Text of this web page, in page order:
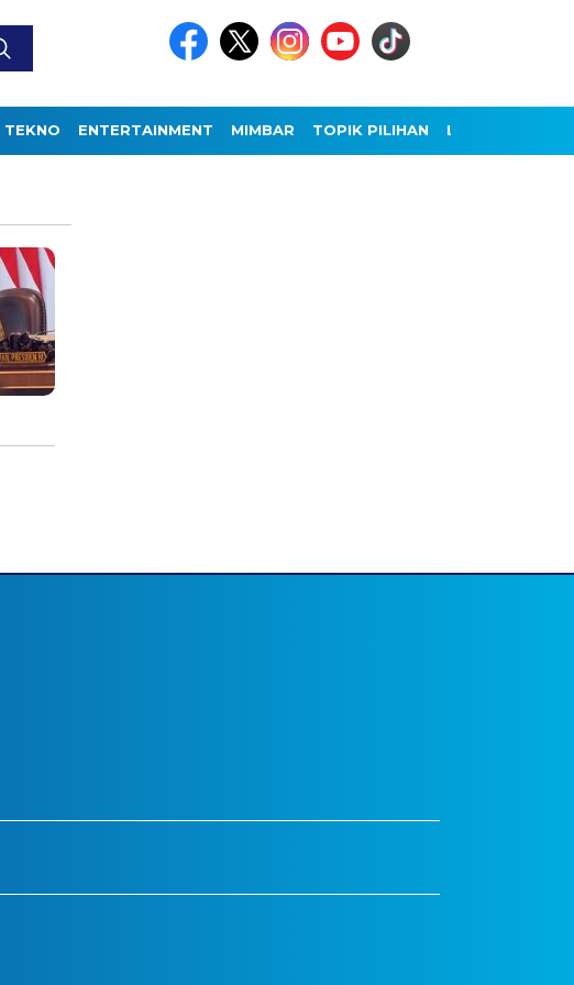
TEKNO ENTERTAINMENT MIMBAR TOPIK PILIHAN LAINNYA